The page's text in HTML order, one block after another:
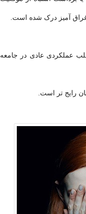
آمیز درک شده است.
عملکردی عادی در جامعه
رایج تر است.